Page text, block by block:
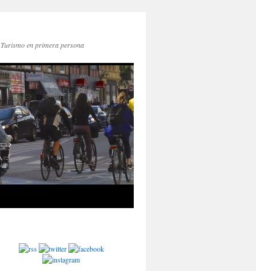
Turismo en primera persona